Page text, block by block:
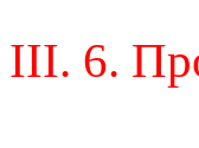
III. 6.